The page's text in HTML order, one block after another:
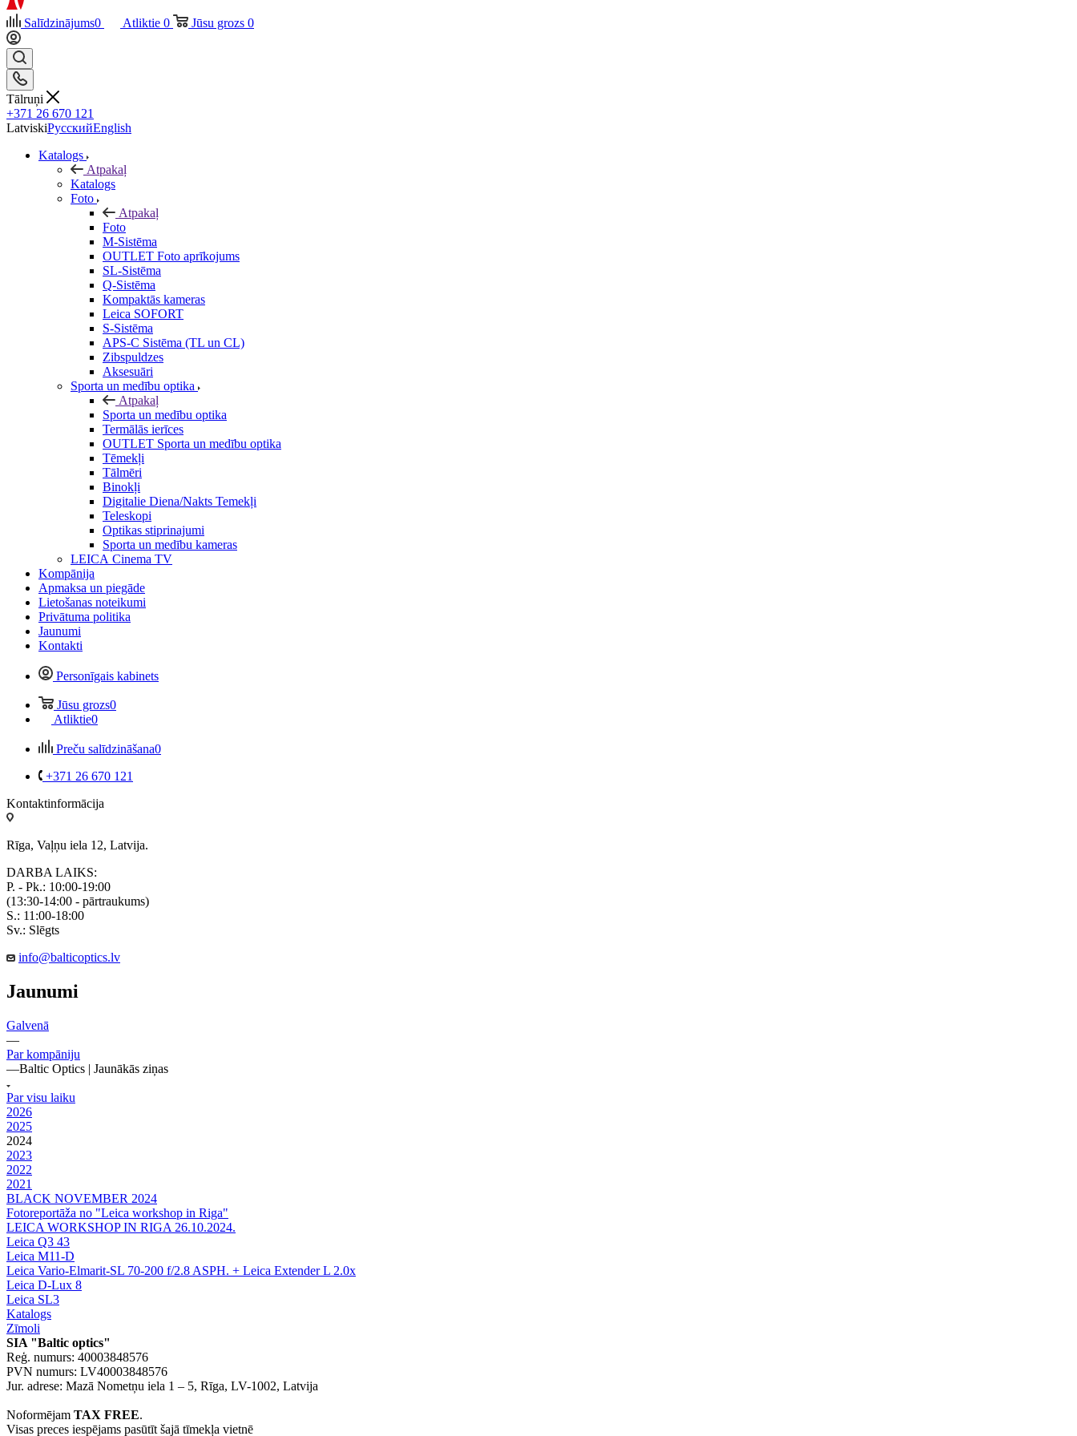
Salīdzinājums0 Atliktie 0 Jūsu grozs 0
Tālruņi
+371 26 670 121
LatviskiРусскийEnglish
Katalogs
Atpakaļ
Katalogs
Foto
Atpakaļ
Foto
M-Sistēma
OUTLET Foto aprīkojums
SL-Sistēma
Q-Sistēma
Kompaktās kameras
Leica SOFORT
S-Sistēma
APS-C Sistēma (TL un CL)
Zibspuldzes
Aksesuāri
Sporta un medību optika
Atpakaļ
Sporta un medību optika
Termālās ierīces
OUTLET Sporta un medību optika
Tēmekļi
Tālmēri
Binokļi
Digitalie Diena/Nakts Temekļi
Teleskopi
Optikas stiprinajumi
Sporta un medību kameras
LEICA Cinema TV
Kompānija
Apmaksa un piegāde
Lietošanas noteikumi
Privātuma politika
Jaunumi
Kontakti
Personīgais kabinets
Jūsu grozs0
Atliktie0
Preču salīdzināšana0
+371 26 670 121
Kontaktinformācija
Rīga, Vaļņu iela 12, Latvija.
DARBA LAIKS:
P. - Pk.: 10:00-19:00
(13:30-14:00 - pārtraukums)
S.: 11:00-18:00
Sv.: Slēgts
info@balticoptics.lv
Jaunumi
Galvenā
—
Par kompāniju
—Baltic Optics | Jaunākās ziņas
Par visu laiku
2026
2025
2024
2023
2022
2021
BLACK NOVEMBER 2024
Fotoreportāža no "Leica workshop in Riga"
LEICA WORKSHOP IN RIGA 26.10.2024.
Leica Q3 43
Leica M11-D
Leica Vario-Elmarit-SL 70-200 f/2.8 ASPH. + Leica Extender L 2.0x
Leica D-Lux 8
Leica SL3
Katalogs
Zīmoli
SIA "Baltic optics"
Reģ. numurs: 40003848576
PVN numurs: LV40003848576
Jur. adrese: Mazā Nometņu iela 1 – 5, Rīga, LV-1002, Latvija
Noformējam TAX FREE.
Visas preces iespējams pasūtīt šajā tīmekļa vietnē